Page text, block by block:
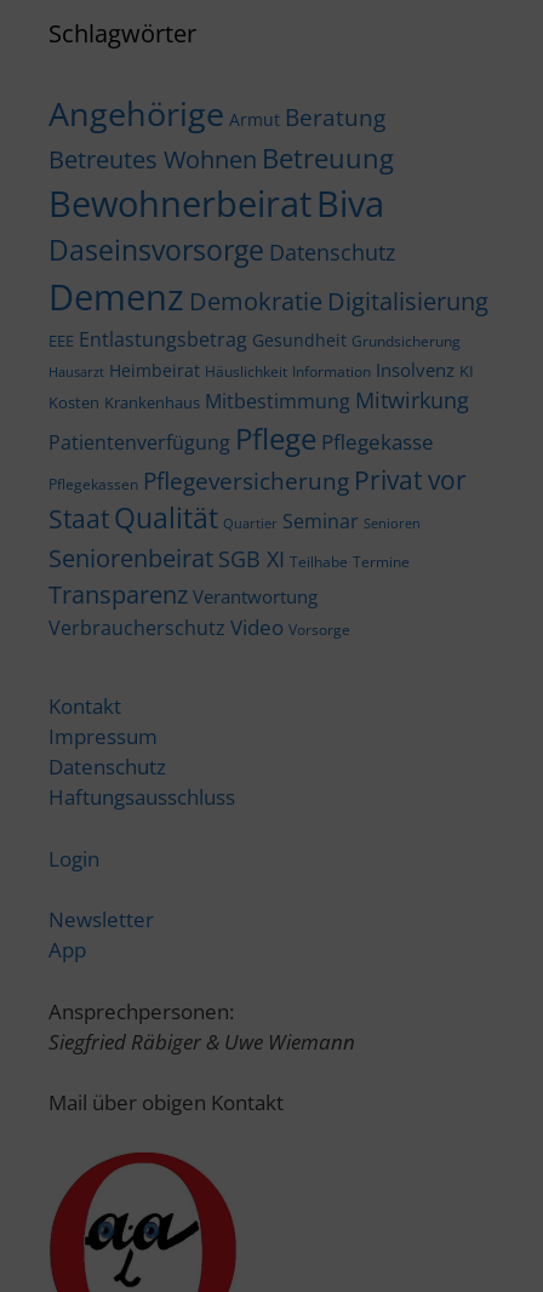
Schlagwörter
Angehörige Armut Beratung
Betreutes Wohnen Betreuung
BewohnerbeiratBiva
Daseinsvorsorge Datenschutz
Demenz Demokratie Digitalisierung
EEE Entlastungsbetrag Gesundheit Grundsicherung
Hausarzt Heimbeirat Häuslichkeit Information Insolvenz KI
Kosten Krankenhaus Mitbestimmung Mitwirkung
Patientenverfügung Pflege Pflegekasse
Pflegekassen Pflegeversicherung Privat vor
StaatQualität Quartier Seminar Senioren
Seniorenbeirat SGB XI Teilhabe Termine
Transparenz Verantwortung
Verbraucherschutz Video Vorsorge
Kontakt
Impressum
Datenschutz
Haftungsausschluss
Login
Newsletter
App
Ansprechpersonen:
Siegfried Räbiger & Uwe Wiemann
Mail über obigen Kontakt